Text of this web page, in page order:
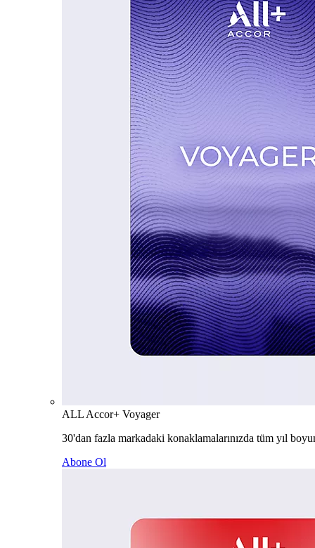
ALL Accor+ Voyager
30'dan fazla markadaki konaklamalarınızda tüm yıl
Abone Ol